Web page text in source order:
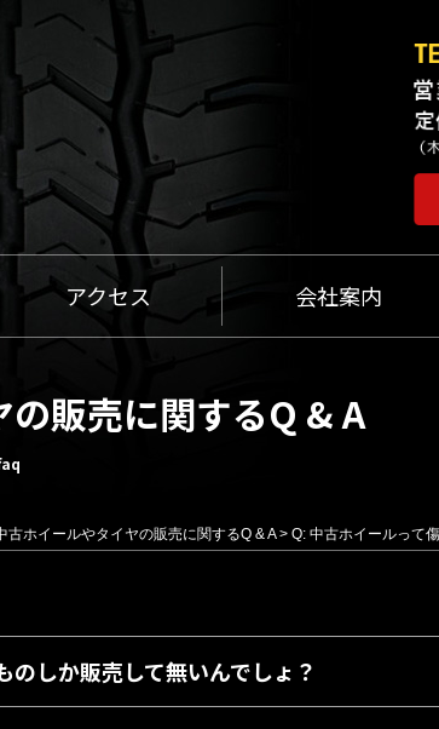
アクセス 会社案内
販売に関するQ & A
古ホイールやタイヤの販売に関するQ & A> Q: 中古ホイールって
しか販売して無いんでしょ？